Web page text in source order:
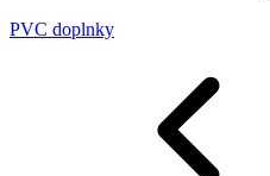
PVC doplnky